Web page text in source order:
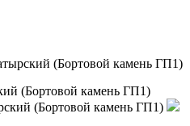
(Бортовой камень ГП1)
(Бортовой камень ГП1)